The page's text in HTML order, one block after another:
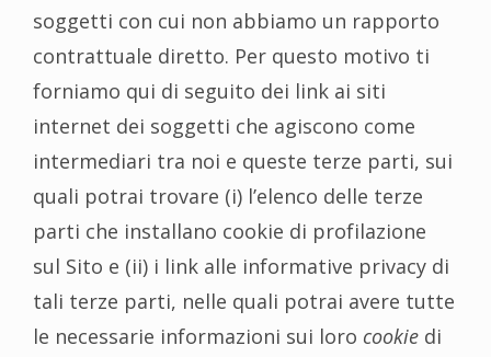
soggetti con cui non abbiamo un rapporto
contrattuale diretto. Per questo motivo ti
forniamo qui di seguito dei link ai siti
internet dei soggetti che agiscono come
intermediari tra noi e queste terze parti, sui
quali potrai trovare (i) l’elenco delle terze
parti che installano cookie di profilazione
sul Sito e (ii) i link alle informative privacy di
tali terze parti, nelle quali potrai avere tutte
le necessarie informazioni sui loro cookie di